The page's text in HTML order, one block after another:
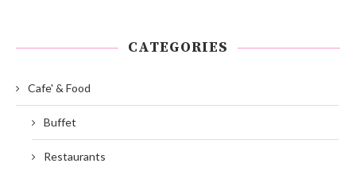
CATEGORIES
Cafe' & Food
Buffet
Restaurants